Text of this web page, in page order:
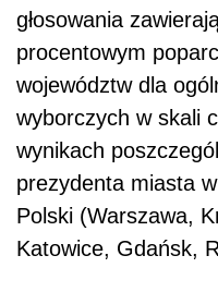
głosowania
procentowym
województw dla
wyborczych w skali
wynikach
prezydenta miasta
Polski (Warszawa,
Katowice, Gdańsk,